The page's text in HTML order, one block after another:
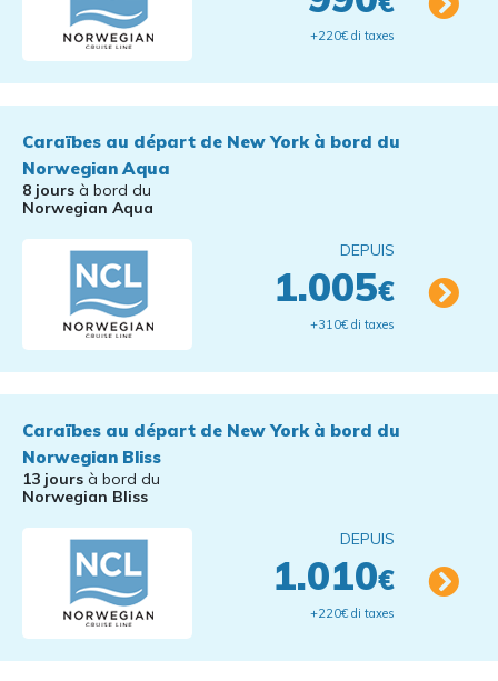
+220€ di taxes
Caraïbes au départ de New York à bord du
Norwegian Aqua
8 jours à bord du
Norwegian Aqua
DEPUIS
1.005€
+310€ di taxes
Caraïbes au départ de New York à bord du
Norwegian Bliss
13 jours à bord du
Norwegian Bliss
DEPUIS
1.010€
+220€ di taxes